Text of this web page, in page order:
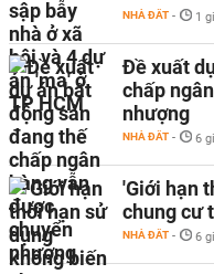
NHÀ ĐẤT - 1
Đề xuất
chấp
nhượng
NHÀ ĐẤT - 6
'Giới hạn
chung cư
NHÀ ĐẤT - 6